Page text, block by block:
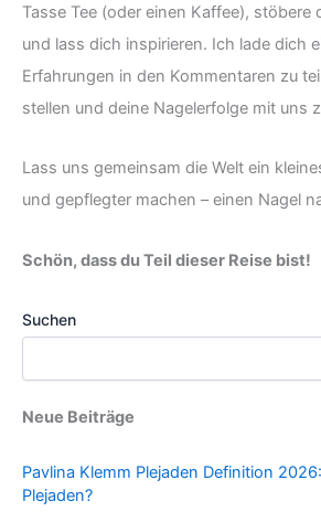
Tasse Tee (oder einen Kaffee), stöbere
und lass dich inspirieren. Ich lade dich
Erfahrungen in den Kommentaren zu
stellen und deine Nagelerfolge mit uns
Lass uns gemeinsam die Welt ein
und gepflegter machen – einen Nagel
Schön, dass du Teil dieser Reise bist!
Suchen
Neue Beiträge
Pavlina Klemm Plejaden Definition
Plejaden?